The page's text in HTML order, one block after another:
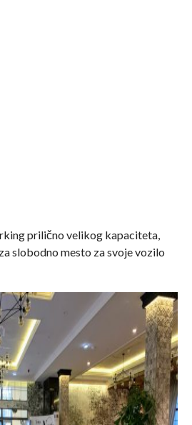
prilično velikog kapaciteta,
slobodno mesto za svoje vozilo